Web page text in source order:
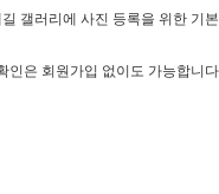
갤러리에 사진 등록을 위한 기
인은 회원가입 없이도 가능합니